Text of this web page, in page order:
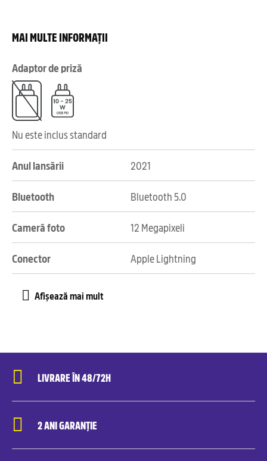
MAI MULTE INFORMAȚII
Adaptor de priză
Nu este inclus standard
Anul lansării 2021
Bluetooth Bluetooth 5.0
Cameră foto 12 Megapixeli
Conector Apple Lightning
LIVRARE ÎN 48/72H
2 ANI GARANȚIE